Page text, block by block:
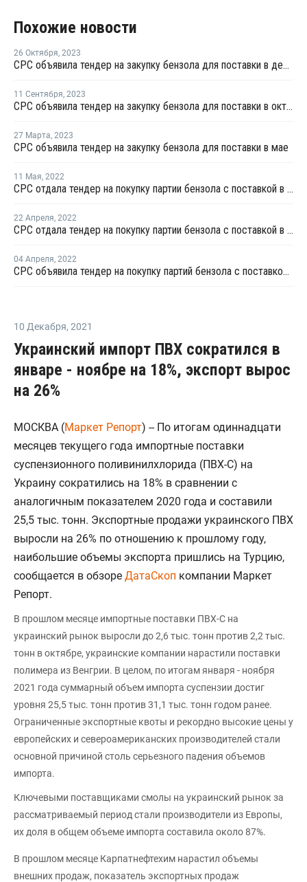
Похожие новости
26 Октября, 2023
CPC объявила тендер на закупку бензола для поставки в декабре
11 Сентября, 2023
CPC объявила тендер на закупку бензола для поставки в октябре
27 Марта, 2023
CPC объявила тендер на закупку бензола для поставки в мае
11 Мая, 2022
CPC отдала тендер на покупку партии бензола с поставкой в июне
22 Апреля, 2022
CPC отдала тендер на покупку партии бензола с поставкой в мае
04 Апреля, 2022
CPC объявила тендер на покупку партий бензола с поставкой в мае
10 Декабря, 2021
Украинский импорт ПВХ сократился в
январе - ноябре на 18%, экспорт вырос
на 26%
МОСКВА (Маркет Репорт) -- По итогам одиннадцати
месяцев текущего года импортные поставки
суспензионного поливинилхлорида (ПВХ-С) на
Украину сократились на 18% в сравнении с
аналогичным показателем 2020 года и составили
25,5 тыс. тонн. Экспортные продажи украинского ПВХ
выросли на 26% по отношению к прошлому году,
наибольшие объемы экспорта пришлись на Турцию,
сообщается в обзоре ДатаСкоп компании Маркет
Репорт.
В прошлом месяце импортные поставки ПВХ-С на
украинский рынок выросли до 2,6 тыс. тонн против 2,2 тыс.
тонн в октябре, украинские компании нарастили поставки
полимера из Венгрии. В целом, по итогам января - ноября
2021 года суммарный объем импорта суспензии достиг
уровня 25,5 тыс. тонн против 31,1 тыс. тонн годом ранее.
Ограниченные экспортные квоты и рекордно высокие цены у
европейских и североамериканских производителей стали
основной причиной столь серьезного падения объемов
импорта.
Ключевыми поставщиками смолы на украинский рынок за
рассматриваемый период стали производители из Европы,
их доля в общем объеме импорта составила около 87%.
В прошлом месяце Карпатнефтехим нарастил объемы
внешних продаж, показатель экспортных продаж